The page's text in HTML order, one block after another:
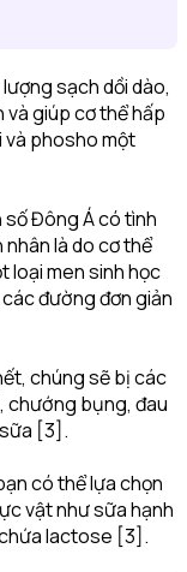
sạch dồi dào,
giúp cơ thể hấp
và phosho một
số Đông Á có tình
là do cơ thể
loại men sinh học
đường đơn giản
chúng sẽ bị các
chướng bụng, đau
[3].
có thể lựa chọn
vật như sữa hạnh
lactose [3].